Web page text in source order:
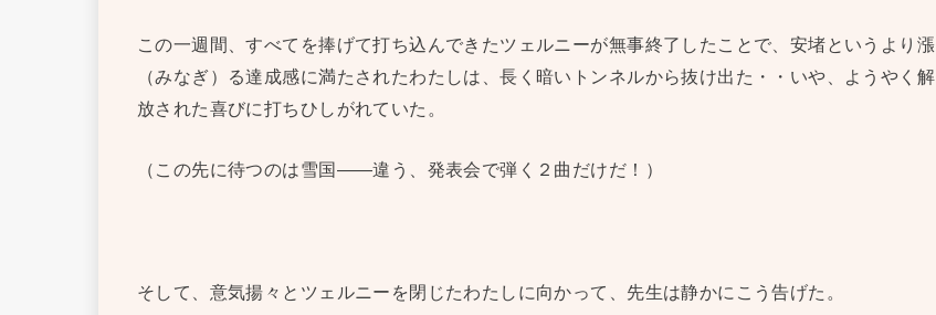
この一週間、すべてを捧げて打ち込んできたツェルニーが無事終了したことで、安堵というより漲
（みなぎ）る達成感に満たされたわたしは、長く暗いトンネルから抜け出た・・いや、ようやく解
放された喜びに打ちひしがれていた。
（この先に待つのは雪国——違う、発表会で弾く２曲だけだ！）
そして、意気揚々とツェルニーを閉じたわたしに向かって、先生は静かにこう告げた。